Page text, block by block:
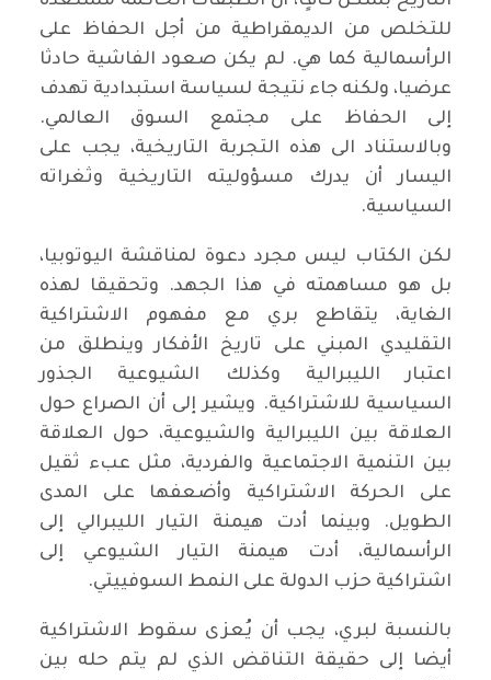
للتخلص من الديمقراطية من أجل الحفاظ على
الرأسمالية كما هي. لم يكن صعود الفاشية حادثا
عرضيا، ولكنه جاء نتيجة لسياسة استبدادية تهدف
إلى الحفاظ على مجتمع السوق العالمي.
وبالاستناد الى هذه التجربة التاريخية، يجب على
اليسار أن يدرك مسؤوليته التاريخية وثغراته
السياسية.
لكن الكتاب ليس مجرد دعوة لمناقشة اليوتوبيا،
بل هو مساهمته في هذا الجهد. وتحقيقا لهذه
الغاية، يتقاطع بري مع مفهوم الاشتراكية
التقليدي المبني على تاريخ الأفكار وينطلق من
اعتبار الليبرالية وكذلك الشيوعية الجذور
السياسية للاشتراكية. ويشير إلى أن الصراع حول
العلاقة بين الليبرالية والشيوعية، حول العلاقة
بين التنمية الاجتماعية والفردية، مثل عبء ثقيل
على الحركة الاشتراكية وأضعفها على المدى
الطويل. وبينما أدت هيمنة التيار الليبرالي إلى
الرأسمالية، أدت هيمنة التيار الشيوعي إلى
اشتراكية حزب الدولة على النمط السوفييتي.
بالنسبة لبري، يجب أن يُعزى سقوط الاشتراكية
أيضا إلى حقيقة التناقض الذي لم يتم حله بين